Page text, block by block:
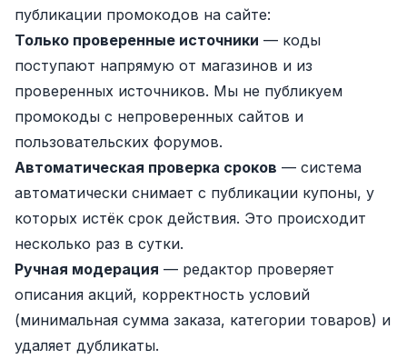
публикации промокодов на сайте:
Только проверенные источники — коды
поступают напрямую от магазинов и из
проверенных источников. Мы не публикуем
промокоды с непроверенных сайтов и
пользовательских форумов.
Автоматическая проверка сроков — система
автоматически снимает с публикации купоны, у
которых истёк срок действия. Это происходит
несколько раз в сутки.
Ручная модерация — редактор проверяет
описания акций, корректность условий
(минимальная сумма заказа, категории товаров) и
удаляет дубликаты.